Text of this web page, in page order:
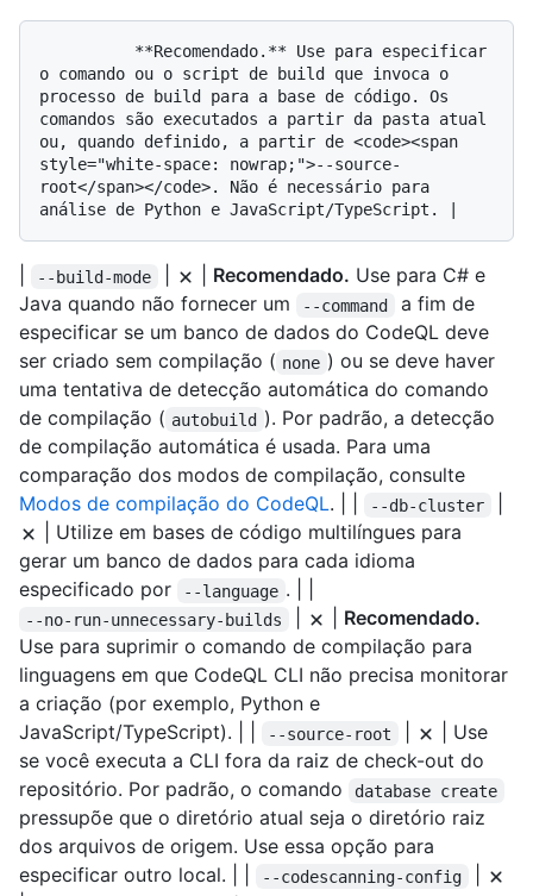
o comando ou o script de build que invoca o
processo de build para a base de código. Os
comandos são executados a partir da pasta atual
ou, quando definido, a partir de <code><span
style="white-space: nowrap;">--source-
root</span></code>. Não é necessário para
--build-mode Recomendado. Use para C# e
Java quando não fornecer um
--command
a fim de
especificar se um banco de dados do CodeQL deve
ser criado sem compilação ( none ) ou se deve haver
uma tentativa de detecção automática do comando
de compilação ( autobuild ). Por padrão, a detecção
de compilação automática é usada. Para uma
comparação dos modos de compilação, consulte
Modos de compilação do CodeQL. | | --db-cluster
| Utilize em bases de código multilíngues para
gerar um banco de dados para cada idioma
especificado por
--language . | |
--no-run-unnecessary-builds
Recomendado.
Use para suprimir o comando de compilação para
linguagens em que CodeQL CLI não precisa monitorar
a criação (por exemplo, Python e
JavaScript/TypeScript). | |
--source-root
| Use
se você executa a CLI fora da raiz de check-out do
repositório. Por padrão, o comando
database create
pressupõe que o diretório atual seja o diretório raiz
dos arquivos de origem. Use essa opção para
especificar outro local. | |
--codescanning-config